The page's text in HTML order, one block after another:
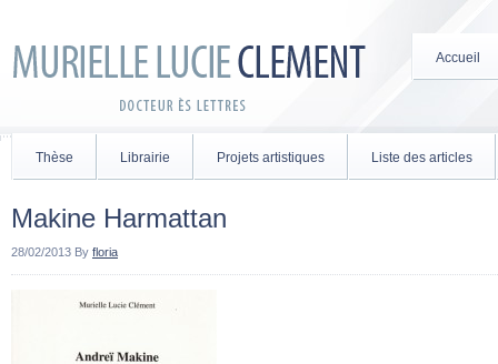
Accueil
Thèse Librairie Projets artistiques Liste des articles
Makine Harmattan
28/02/2013 By floria